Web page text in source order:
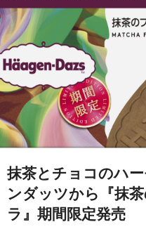
抹茶とチョコのハ
ンダッツから『抹
ラ』期間限定発売